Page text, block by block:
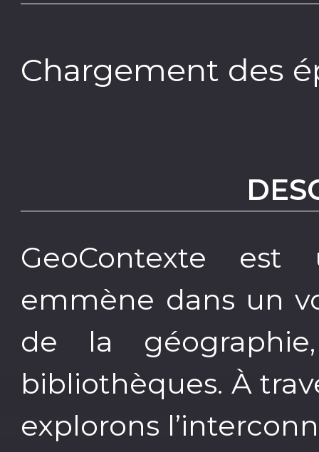
Chargement des
GeoContexte
emmène dans un
de la
bibliothèques. À
explorons